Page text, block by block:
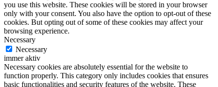
you use this website. These cookies will be stored in your browser
only with your consent. You also have the option to opt-out of these
cookies. But opting out of some of these cookies may affect your
browsing experience.
Necessary
Necessary
immer aktiv
Necessary cookies are absolutely essential for the website to
function properly. This category only includes cookies that ensures
basic functionalities and security features of the website. These